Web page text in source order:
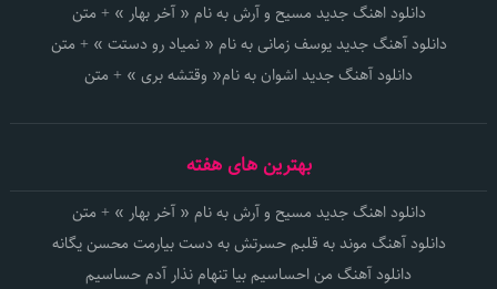
دانلود اهنگ جدید مسیح و آرش به نام « آخر بهار » + متن
دانلود آهنگ جدید یوسف زمانی به نام « نمیاد رو دستت » + متن
دانلود آهنگ جدید اشوان به نام« وقتشه بری » + متن
بهترین های هفته
دانلود اهنگ جدید مسیح و آرش به نام « آخر بهار » + متن
دانلود آهنگ موند به قلبم حسرتش به دست بیارمت محسن یگانه
دانلود آهنگ من احساسیم بیا تنهام نذار آدم حساسیم